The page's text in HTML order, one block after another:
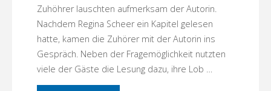
Zuhöhrer lauschten aufmerksam der Autorin.
Nachdem Regina Scheer ein Kapitel gelesen
hatte, kamen die Zuhörer mit der Autorin ins
Gespräch. Neben der Fragemöglichkeit nutzten
viele der Gäste die Lesung dazu, ihre Lob …